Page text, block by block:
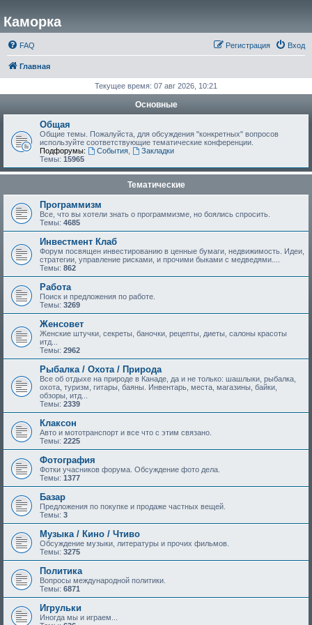
Каморка
FAQ Вход
Регистрация
Главная
Текущее время: 07 авг 2026, 10:21
Основные
Общая
Общие темы. Пожалуйста, для обсуждения "конкретных" вопросов
используйте соответствующие тематические конференции.
Подфорумы:
События,
Закладки
Темы: 15965
Тематические
Программизм
Все, что вы хотели знать о программизме, но боялись спросить.
Темы: 4685
Инвестмент Клаб
Форум посвящен инвестированию в ценные бумаги, недвижимость. Идеи,
стратегии, управление рисками, и прочими быками с медведями....
Темы: 862
Работа
Поиск и предложения по работе.
Темы: 3269
Женсовет
Женские штучки, секреты, баночки, рецепты, диеты, салоны красоты
итд...
Темы: 2962
Рыбалка / Охота / Природа
Все об отдыхе на природе в Канаде, да и не только: шашлыки, рыбалка,
охота, туризм, гитары, баяны. Инвентарь, места, магазины, байки,
обзоры, итд...
Темы: 2339
Клаксон
Авто и мототранспорт и все что с этим связано.
Темы: 2225
Фотография
Фотки учасников форума. Обсуждение фото дела.
Темы: 1377
Базар
Предложения по покупке и продаже частных вещей.
Темы: 3
Музыка / Кино / Чтиво
Обсуждение музыки, литературы и прочих фильмов.
Темы: 3275
Политика
Вопросы международной политики.
Темы: 6871
Игрульки
Иногда мы и играем...